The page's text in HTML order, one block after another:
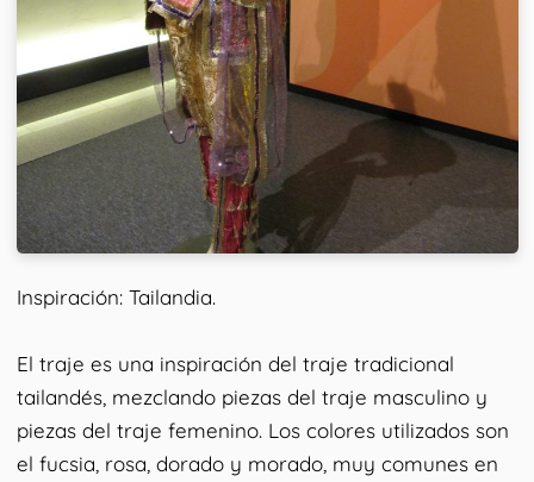
Inspiración: Tailandia.
El traje es una inspiración del traje tradicional
tailandés, mezclando piezas del traje masculino y
piezas del traje femenino. Los colores utilizados son
el fucsia, rosa, dorado y morado, muy comunes en